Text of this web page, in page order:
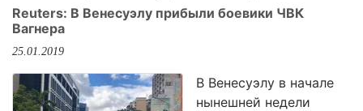
Reuters: В Венесуэлу прибыли боевики ЧВК
Вагнера
25.01.2019
В Венесуэлу в начале
нынешней недели